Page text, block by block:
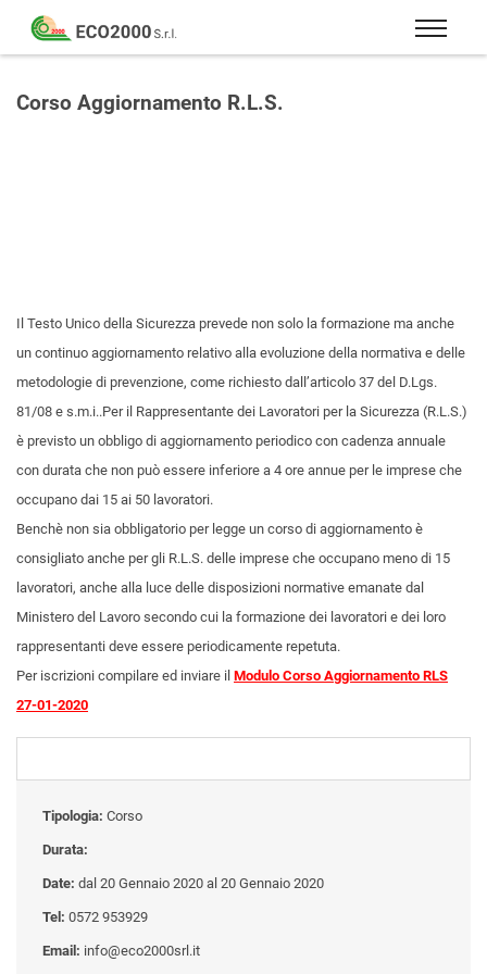
Eco
2000
Formazione
consulenza
81/08
Corso Aggiornamento R.L.S.
Il Testo Unico della Sicurezza prevede non solo la formazione ma anche
un continuo aggiornamento relativo alla evoluzione della normativa e delle
metodologie di prevenzione, come richiesto dall’articolo 37 del D.Lgs.
81/08 e s.m.i..Per il Rappresentante dei Lavoratori per la Sicurezza (R.L.S.)
è previsto un obbligo di aggiornamento periodico con cadenza annuale
con durata che non può essere inferiore a 4 ore annue per le imprese che
occupano dai 15 ai 50 lavoratori.
Benchè non sia obbligatorio per legge un corso di aggiornamento è
consigliato anche per gli R.L.S. delle imprese che occupano meno di 15
lavoratori, anche alla luce delle disposizioni normative emanate dal
Ministero del Lavoro secondo cui la formazione dei lavoratori e dei loro
rappresentanti deve essere periodicamente repetuta.
Per iscrizioni compilare ed inviare il Modulo Corso Aggiornamento RLS
27-01-2020
Tipologia: Corso
Durata:
Date: dal 20 Gennaio 2020 al 20 Gennaio 2020
Tel: 0572 953929
Email: info@eco2000srl.it